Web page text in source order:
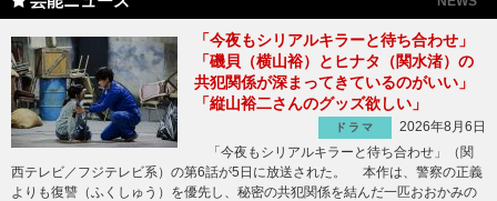
「今夜もシリアルキラーと待ち合わせ」
「磯貝（横山裕）とヒナタ（関水渚）の
共犯関係が深まってきているのがいい」
「縦山裕二さんのグッズ欲しい」
ドラマ
2026年8月6日
「今夜もシリアルキラーと待ち合わせ」（関
西テレビ／フジテレビ系）の第6話が5日に放送された。 本作は、警察の正義
よりも復讐（ふくしゅう）を優先し、秘密の共犯関係を結んだ一匹おおかみの